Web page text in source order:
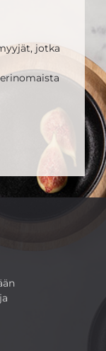
jotka